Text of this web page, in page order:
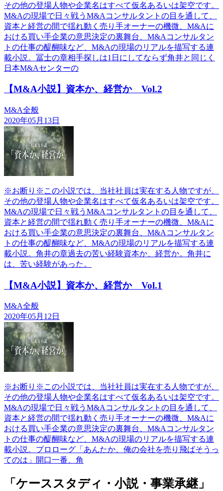
その他の登場人物や企業名はすべて仮名あるいは架空です。
M&Aの現場で日々戦うM&Aコンサルタントの目を通して、
資本と経営の間で揺れ動く売り手オーナーの機微、M&Aに
おける買い手企業の意思決定の裏舞台、M&Aコンサルタン
トの仕事の醍醐味など、M&Aの現場のリアルを描写する連
載小説。冨士の章相手探しは1日にしてならず角井と同じく
日本M&Aセンターの
【M&A小説】資本か、経営か Vol.2
M&A全般
2020年05月13日
※お断り※この小説では、当社社員は実在する人物ですが、
その他の登場人物や企業名はすべて仮名あるいは架空です。
M&Aの現場で日々戦うM&Aコンサルタントの目を通して、
資本と経営の間で揺れ動く売り手オーナーの機微、M&Aに
おける買い手企業の意思決定の裏舞台、M&Aコンサルタン
トの仕事の醍醐味など、M&Aの現場のリアルを描写する連
載小説。角井の章過去の苦い経験資本か、経営か。角井に
は、苦い経験があった。
【M&A小説】資本か、経営か Vol.1
M&A全般
2020年05月12日
※お断り※この小説では、当社社員は実在する人物ですが、
その他の登場人物や企業名はすべて仮名あるいは架空です。
M&Aの現場で日々戦うM&Aコンサルタントの目を通して、
資本と経営の間で揺れ動く売り手オーナーの機微、M&Aに
おける買い手企業の意思決定の裏舞台、M&Aコンサルタン
トの仕事の醍醐味など、M&Aの現場のリアルを描写する連
載小説。プロローグ「あんたか、俺の会社を売り飛ばそうっ
てのは」開口一番、角
「ケーススタディ・小説・事業承継」